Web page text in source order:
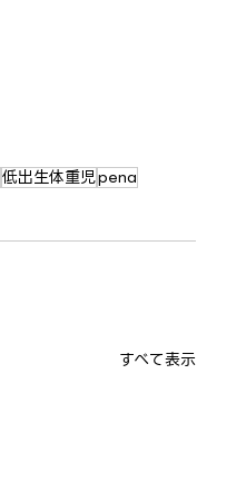
低出生体重児pena
すべて表示